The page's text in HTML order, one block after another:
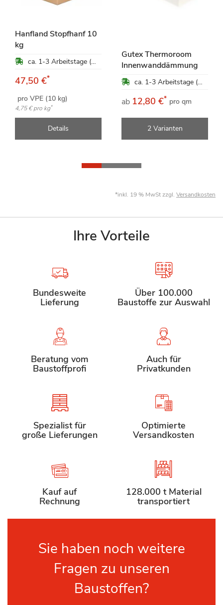
Hanfland Stopfhanf 10
kg
ca. 1-3 Arbeitstage (Mo-Fr)
47,50 €*
pro VPE (10 kg)
4,75 €pro kg*
Details
Gutex Thermoroom
Innenwanddämmung
ca. 1-3 Arbeitstage (Mo-Fr)
ab 12,80 €* pro qm
2 Varianten
*inkl. 19 % MwSt zzgl. Versandkosten
Ihre Vorteile
Bundesweite
Lieferung
Über 100.000
Baustoffe zur Auswahl
Beratung vom
Baustoffprofi
Auch für
Privatkunden
Spezialist für
große Lieferungen
Optimierte
Versandkosten
Kauf auf
Rechnung
128.000 t Material
transportiert
Sie haben noch weitere
Fragen zu unseren
Baustoffen?